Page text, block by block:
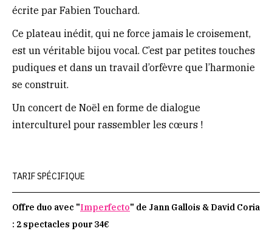
écrite par Fabien Touchard.
Ce plateau inédit, qui ne force jamais le croisement,
est un véritable bijou vocal. C’est par petites touches
pudiques et dans un travail d’orfèvre que l’harmonie
se construit.
Un concert de Noël en forme de dialogue
interculturel pour rassembler les cœurs !
TARIF SPÉCIFIQUE
Offre duo avec "Imperfecto" de Jann Gallois & David Coria
: 2 spectacles pour 34€